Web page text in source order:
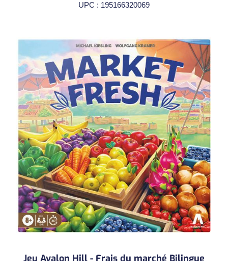
UPC : 195166320069